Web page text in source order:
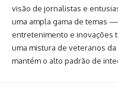
visão de jornalistas e
uma ampla gama de temas
entretenimento e inovações
uma mistura de veteranos
mantém o alto padrão de